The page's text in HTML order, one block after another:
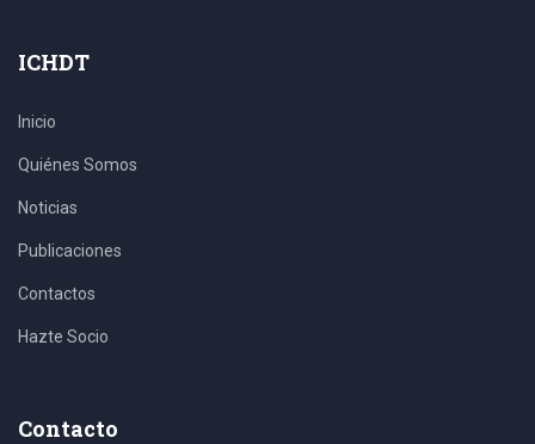
ICHDT
Inicio
Quiénes Somos
Noticias
Publicaciones
Contactos
Hazte Socio
Contacto